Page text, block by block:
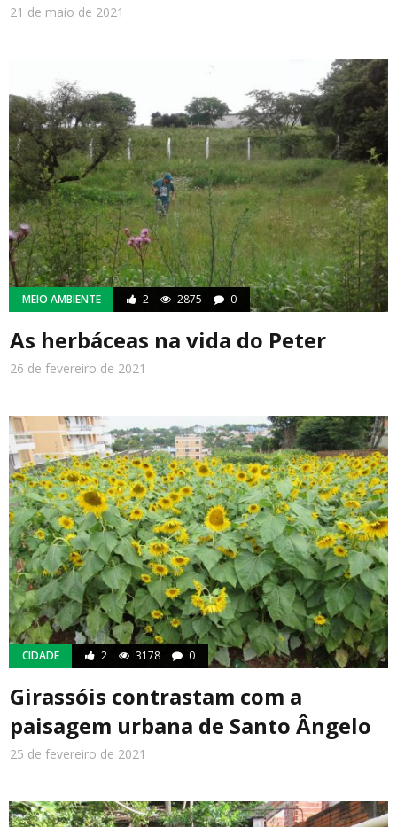
21 de maio de 2021
MEIO AMBIENTE 2 2875 0
As herbáceas na vida do Peter
26 de fevereiro de 2021
CIDADE 2 3178 0
Girassóis contrastam com a
paisagem urbana de Santo Ângelo
25 de fevereiro de 2021